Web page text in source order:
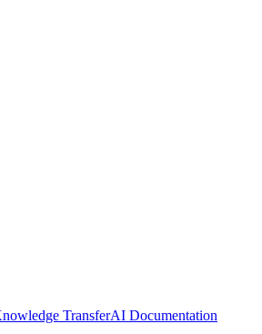
TransferAI Documentation